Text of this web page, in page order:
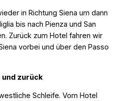
in Richtung Siena um dann
bis nach Pienza und San
Zurück zum Hotel fahren wir
vorbei und über den Passo
und zurück
Schleife. Vom Hotel